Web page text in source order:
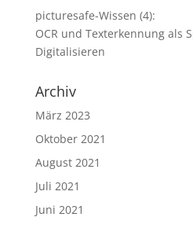
picturesafe-Wissen (4):
OCR und Texterkennung als
Digitalisieren
Archiv
März 2023
Oktober 2021
August 2021
Juli 2021
Juni 2021